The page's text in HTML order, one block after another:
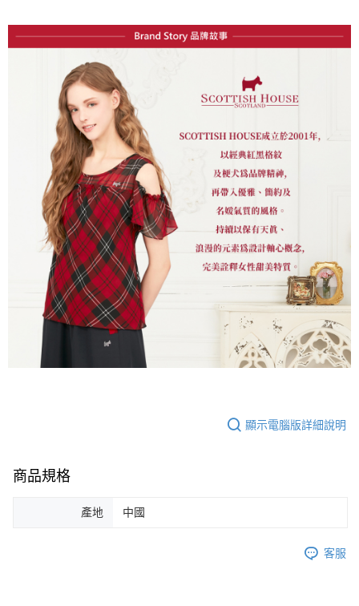
顯示電腦版詳細說明
商品規格
產地 中國
客服